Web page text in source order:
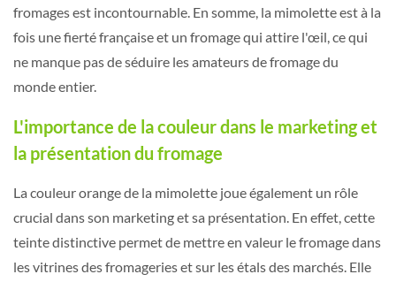
fromages est incontournable. En somme, la mimolette est à la
fois une fierté française et un fromage qui attire l'œil, ce qui
ne manque pas de séduire les amateurs de fromage du
monde entier.
L'importance de la couleur dans le marketing et
la présentation du fromage
La couleur orange de la mimolette joue également un rôle
crucial dans son marketing et sa présentation. En effet, cette
teinte distinctive permet de mettre en valeur le fromage dans
les vitrines des fromageries et sur les étals des marchés. Elle